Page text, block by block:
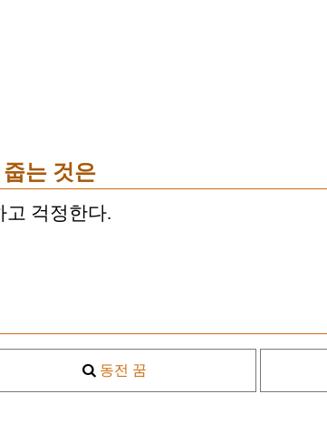
는 것은
고 걱정한다.
동전 꿈